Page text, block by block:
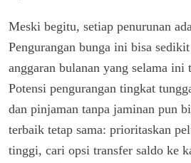
Meski begitu, setiap penurunan
Pengurangan bunga ini bisa
anggaran bulanan yang selama
Potensi pengurangan tingkat
dan pinjaman tanpa jaminan pun
terbaik tetap sama: prioritaskan
tinggi, cari opsi transfer saldo ke